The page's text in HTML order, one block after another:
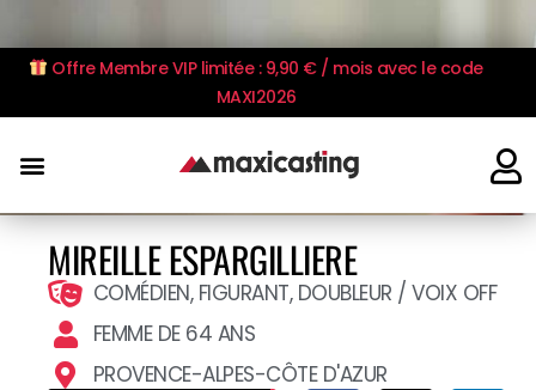
Offre Membre VIP limitée : 9,90 € / mois avec le code
MAXI2026
MIREILLE ESPARGILLIERE
COMÉDIEN, FIGURANT, DOUBLEUR / VOIX OFF
FEMME DE 64 ANS
PROVENCE-ALPES-CÔTE D'AZUR